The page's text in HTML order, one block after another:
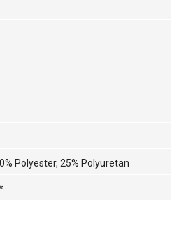
Polyester, 25% Polyuretan